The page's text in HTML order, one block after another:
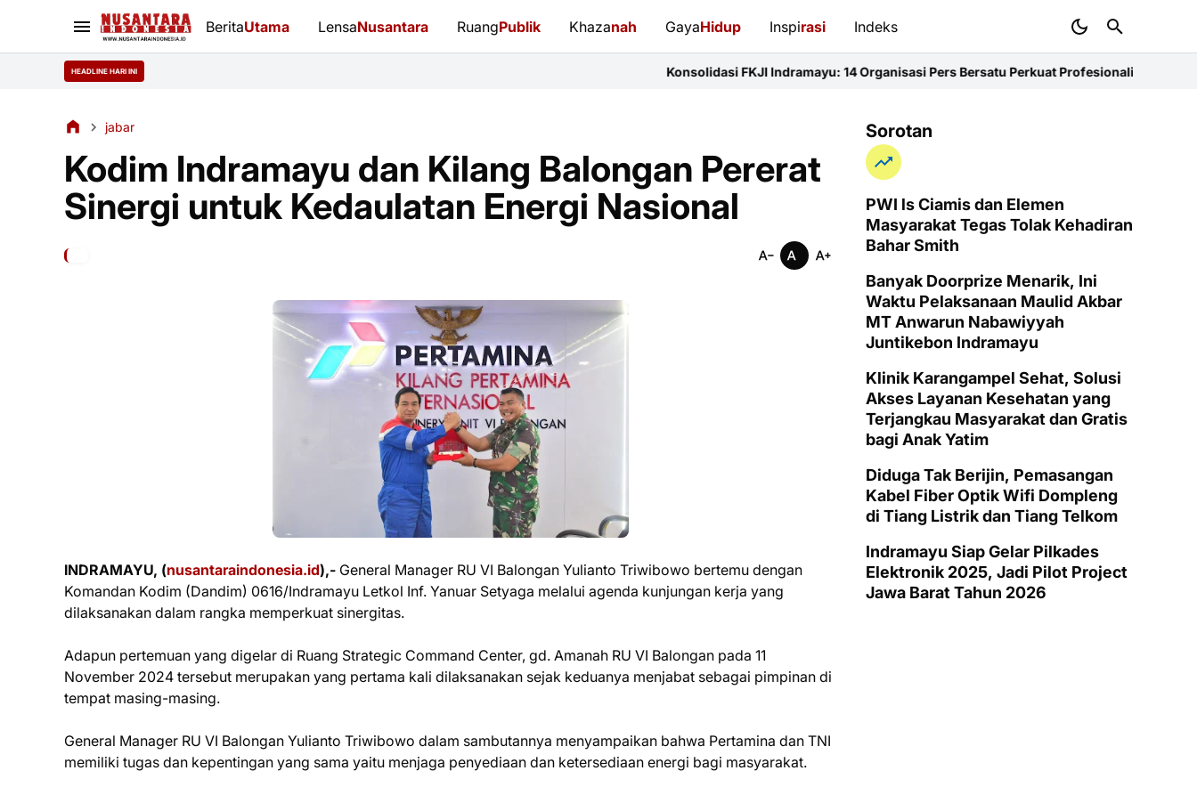
BeritaUtama LensaNusantara RuangPublik Khazanah GayaHidup Inspirasi Indeks
HEADLINE HARI INI Konsolidasi FKJI Indramayu: 14 Organisasi Pers Bersatu Perkuat Profesionalisme dan KEJDiduga Sunat
jabar
Kodim Indramayu dan Kilang Balongan Pererat
Sinergi untuk Kedaulatan Energi Nasional
INDRAMAYU, (nusantaraindonesia.id),- General Manager RU VI Balongan Yulianto Triwibowo bertemu dengan
Komandan Kodim (Dandim) 0616/Indramayu Letkol Inf. Yanuar Setyaga melalui agenda kunjungan kerja yang
dilaksanakan dalam rangka memperkuat sinergitas.
Adapun pertemuan yang digelar di Ruang Strategic Command Center, gd. Amanah RU VI Balongan pada 11
November 2024 tersebut merupakan yang pertama kali dilaksanakan sejak keduanya menjabat sebagai pimpinan di
tempat masing-masing.
General Manager RU VI Balongan Yulianto Triwibowo dalam sambutannya menyampaikan bahwa Pertamina dan TNI
memiliki tugas dan kepentingan yang sama yaitu menjaga penyediaan dan ketersediaan energi bagi masyarakat.
Sorotan
PWI ls Ciamis dan Elemen
Masyarakat Tegas Tolak Kehadiran
Bahar Smith
Banyak Doorprize Menarik, Ini
Waktu Pelaksanaan Maulid Akbar
MT Anwarun Nabawiyyah
Juntikebon Indramayu
Klinik Karangampel Sehat, Solusi
Akses Layanan Kesehatan yang
Terjangkau Masyarakat dan Gratis
bagi Anak Yatim
Diduga Tak Berijin, Pemasangan
Kabel Fiber Optik Wifi Dompleng
di Tiang Listrik dan Tiang Telkom
Indramayu Siap Gelar Pilkades
Elektronik 2025, Jadi Pilot Project
Jawa Barat Tahun 2026